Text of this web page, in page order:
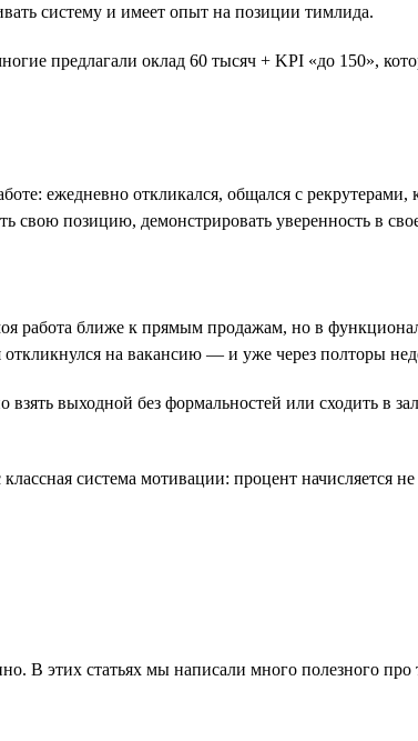
систему и имеет опыт на позиции тимлида.
предлагали оклад 60 тысяч + KPI «до 150»,
ежедневно откликался, общался с рекрутерами,
свою позицию, демонстрировать уверенность в
работа ближе к прямым продажам, но в
на вакансию — и уже через полторы
выходной без формальностей или сходить в
система мотивации: процент начисляется
В этих статьях мы написали много полезного про